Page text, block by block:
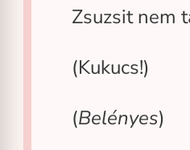
Zsuzsit nem
(Kukucs!)
(Belényes)